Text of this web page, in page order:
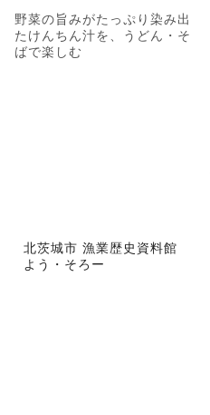
野菜の旨みがたっぷり染み出
たけんちん汁を、うどん・そ
ばで楽しむ
北茨城市 漁業歴史資料館
よう・そろー